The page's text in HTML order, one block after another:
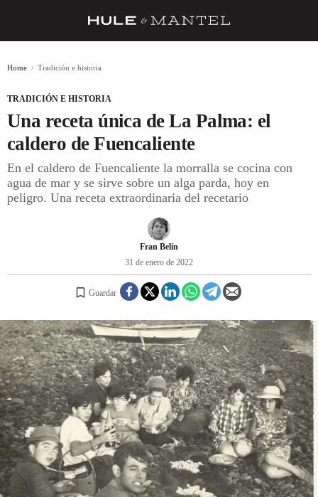
BARRAS Y ESTRELLAS
DÓNDE COMER
ÍDOLOS DE MESAS
MENÚ DEL DÍA
REGISTRO
INICIAR SESIÓN
Home Tradición e historia
TRADICIÓN E HISTORIA
Una receta única de La Palma: el
caldero de Fuencaliente
En el caldero de Fuencaliente la morralla se cocina con
agua de mar y se sirve sobre un alga parda, hoy en
peligro. Una receta extraordinaria del recetario
Fran Belín
31 de enero de 2022
Guardar